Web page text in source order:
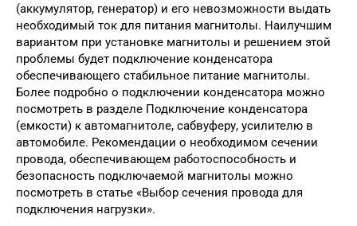
(аккумулятор, генератор) и его невозможности выдать
необходимый ток для питания магнитолы. Наилучшим
вариантом при установке магнитолы и решением этой
проблемы будет подключение конденсатора
обеспечивающего стабильное питание магнитолы.
Более подробно о подключении конденсатора можно
посмотреть в разделе Подключение конденсатора
(емкости) к автомагнитоле, сабвуферу, усилителю в
автомобиле. Рекомендации о необходимом сечении
провода, обеспечивающем работоспособность и
безопасность подключаемой магнитолы можно
посмотреть в статье «Выбор сечения провода для
подключения нагрузки».